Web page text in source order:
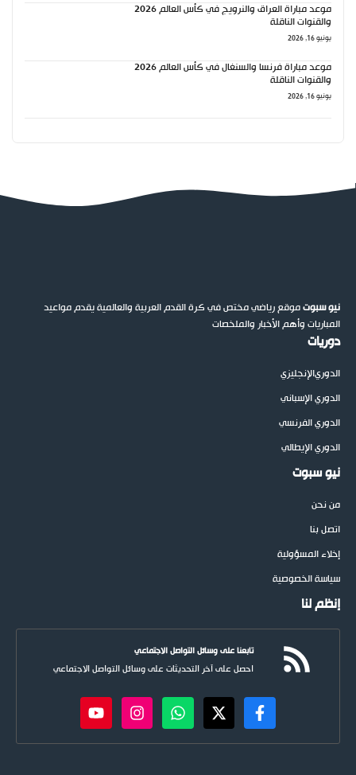
موعد مباراة العراق والنرويج في كأس العالم 2026
والقنوات الناقلة
يونيو 16, 2026
موعد مباراة فرنسا والسنغال في كأس العالم 2026
والقنوات الناقلة
يونيو 16, 2026
نيو سبوتموقع رياضي مختص في كرة القدم العربية والعالمية يقدم مواعيد
المباريات وأهم الأخبار والملخصات
دوريات
الدوريالإنجليزي
الدوري الإسباني
الدوري الفرنسي
الدوري الإيطالي
نيو سبوت
من نحن
اتصل بنا
إخلاء المسؤولية
سياسة الخصوصية
إنظم لنا
تابعنا على وسائل التواصل الاجتماعي
احصل على آخر التحديثات على وسائل التواصل الاجتماعي